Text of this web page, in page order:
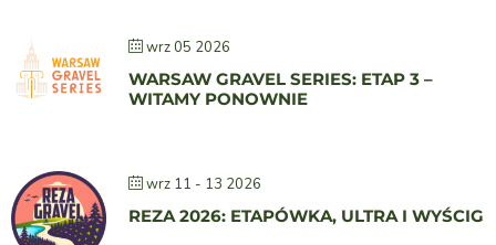
wrz 05 2026
WARSAW GRAVEL SERIES: ETAP 3 –
WITAMY PONOWNIE
wrz 11 - 13 2026
REZA 2026: ETAPÓWKA, ULTRA I WYŚCIG